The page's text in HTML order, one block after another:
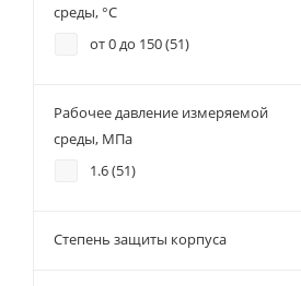
среды, °С
от 0 до 150 (51)
Рабочее давление измеряемой
среды, МПа
1.6 (51)
Степень защиты корпуса